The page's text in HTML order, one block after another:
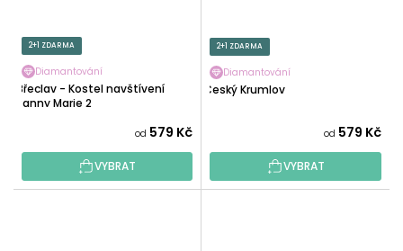
2+1 ZDARMA
Diamantování
Břeclav - Kostel navštívení
Panny Marie 2
od 579 Kč
VYBRAT
2+1 ZDARMA
Diamantování
Český Krumlov
od 579 Kč
VYBRAT